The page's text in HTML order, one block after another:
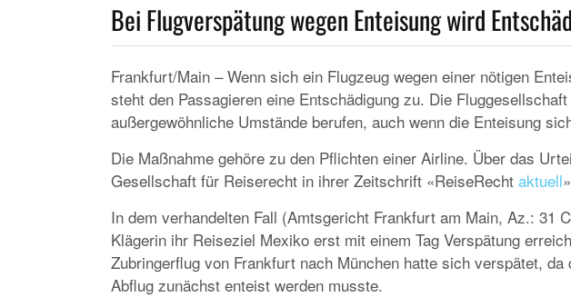
Bei Flugverspätung wegen Enteisung wird
Frankfurt/Main – Wenn sich ein Flugzeug wegen einer nötigen
steht den Passagieren eine Entschädigung zu. Die
außergewöhnliche Umstände berufen, auch wenn die Enteisung
Die Maßnahme gehöre zu den Pflichten einer Airline. Über das
Gesellschaft für Reiserecht in ihrer Zeitschrift «ReiseRecht aktuell
In dem verhandelten Fall (Amtsgericht Frankfurt am Main, Az.: 31
Klägerin ihr Reiseziel Mexiko erst mit einem Tag Verspätung
Zubringerflug von Frankfurt nach München hatte sich verspätet, da
Abflug zunächst enteist werden musste.